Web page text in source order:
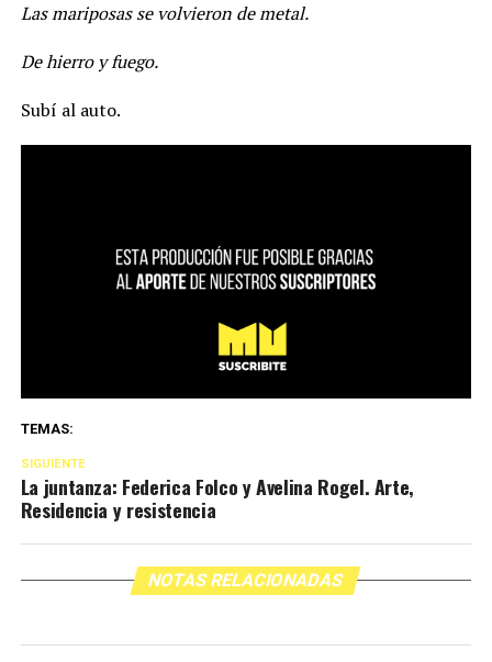
Las mariposas se volvieron de metal.
De hierro y fuego.
Subí al auto.
TEMAS:
SIGUIENTE
La juntanza: Federica Folco y Avelina Rogel. Arte,
Residencia y resistencia
NOTAS RELACIONADAS